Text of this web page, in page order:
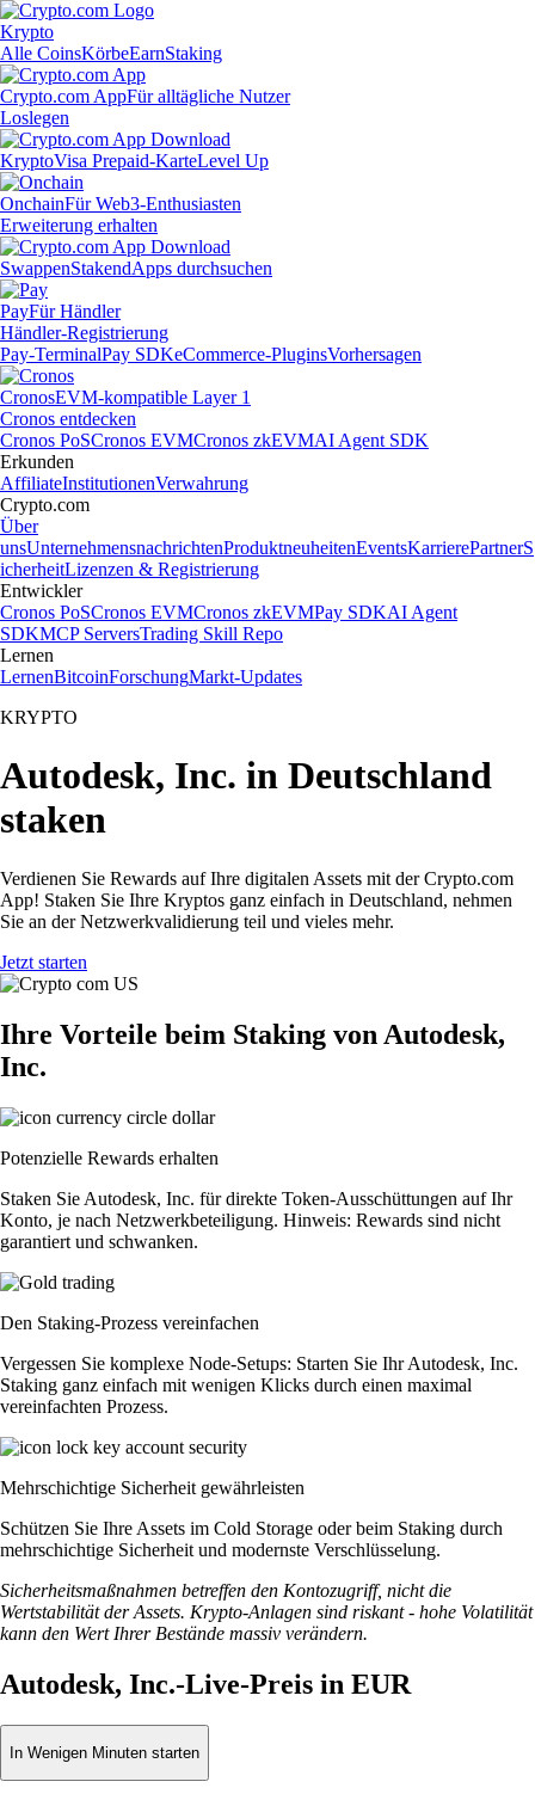
Krypto
Alle CoinsKörbeEarnStaking
Crypto.com AppFür alltägliche Nutzer
Loslegen
KryptoVisa Prepaid-KarteLevel Up
OnchainFür Web3-Enthusiasten
Erweiterung erhalten
SwappenStakendApps durchsuchen
PayFür Händler
Händler-Registrierung
Pay-TerminalPay SDKeCommerce-PluginsVorhersagen
CronosEVM-kompatible Layer 1
Cronos entdecken
Cronos PoSCronos EVMCronos zkEVMAI Agent SDK
Erkunden
AffiliateInstitutionenVerwahrung
Crypto.com
Über
unsUnternehmensnachrichtenProduktneuheitenEventsKarrierePartnerS
icherheitLizenzen & Registrierung
Entwickler
Cronos PoSCronos EVMCronos zkEVMPay SDKAI Agent
SDKMCP ServersTrading Skill Repo
Lernen
LernenBitcoinForschungMarkt-Updates
KRYPTO
Autodesk, Inc. in Deutschland
staken
Verdienen Sie Rewards auf Ihre digitalen Assets mit der Crypto.com
App! Staken Sie Ihre Kryptos ganz einfach in Deutschland, nehmen
Sie an der Netzwerkvalidierung teil und vieles mehr.
Jetzt starten
Ihre Vorteile beim Staking von Autodesk,
Inc.
Potenzielle Rewards erhalten
Staken Sie Autodesk, Inc. für direkte Token-Ausschüttungen auf Ihr
Konto, je nach Netzwerkbeteiligung. Hinweis: Rewards sind nicht
garantiert und schwanken.
Den Staking-Prozess vereinfachen
Vergessen Sie komplexe Node-Setups: Starten Sie Ihr Autodesk, Inc.
Staking ganz einfach mit wenigen Klicks durch einen maximal
vereinfachten Prozess.
Mehrschichtige Sicherheit gewährleisten
Schützen Sie Ihre Assets im Cold Storage oder beim Staking durch
mehrschichtige Sicherheit und modernste Verschlüsselung.
Sicherheitsmaßnahmen betreffen den Kontozugriff, nicht die
Wertstabilität der Assets. Krypto-Anlagen sind riskant - hohe Volatilität
kann den Wert Ihrer Bestände massiv verändern.
Autodesk, Inc.-Live-Preis in EUR
In Wenigen Minuten starten